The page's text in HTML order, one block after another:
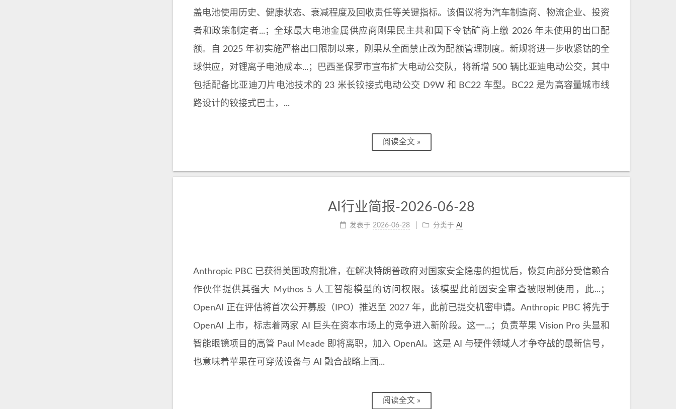
盖电池使用历史、健康状态、衰减程度及回收责任等关键指标。该倡议将为汽车制造商、物流企业、投资
者和政策制定者...；全球最大电池金属供应商刚果民主共和国下令钴矿商上缴 2026 年未使用的出口配
额。自 2025 年初实施严格出口限制以来，刚果从全面禁止改为配额管理制度。新规将进一步收紧钴的全
球供应，对锂离子电池成本...；巴西圣保罗市宣布扩大电动公交队，将新增 500 辆比亚迪电动公交，其中
包括配备比亚迪刀片电池技术的 23 米长铰接式电动公交 D9W 和 BC22 车型。BC22 是为高容量城市线
路设计的铰接式巴士，...
阅读全文 »
AI行业简报-2026-06-28
发表于 2026-06-28 分类于 AI
Anthropic PBC 已获得美国政府批准，在解决特朗普政府对国家安全隐患的担忧后，恢复向部分受信赖合
作伙伴提供其强大 Mythos 5 人工智能模型的访问权限。该模型此前因安全审查被限制使用，此...；
OpenAI 正在评估将首次公开募股（IPO）推迟至 2027 年，此前已提交机密申请。Anthropic PBC 将先于
OpenAI 上市，标志着两家 AI 巨头在资本市场上的竞争进入新阶段。这一...；负责苹果 Vision Pro 头显和
智能眼镜项目的高管 Paul Meade 即将离职，加入 OpenAI。这是 AI 与硬件领域人才争夺战的最新信号，
也意味着苹果在可穿戴设备与 AI 融合战略上面...
阅读全文 »